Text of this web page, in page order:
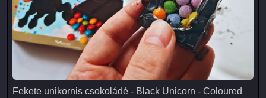
Fekete unikornis csokoládé - Black Unicorn - Coloured
Fekete unikornis csokoládé - Black Unicorn - Coloured